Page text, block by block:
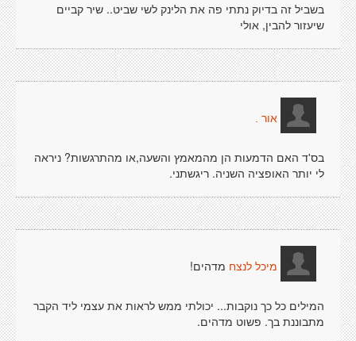
בשביל זה בדיוק נתתי פה את הלינק לשי שביט.. שיר קביים
שיעזור להבין, אולי
אור .
בס'ד האם הדמעות הן מהמאמץ והשעה,או מהתרגשות? ניראה
לי יותר האופציה השניה. ריגשתני.
מיכל לנצח מדהים!
המילים כל כך נוקבות... יכולתי ממש לראות את עצמי ליד הקבר
מתבוננת בך. פשוט מדהים.